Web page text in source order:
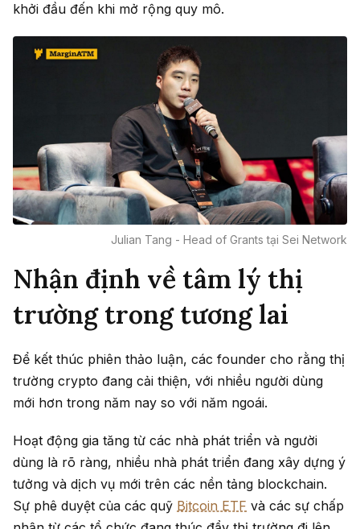
khởi đầu đến khi mở rộng quy mô.
Julian Tang - Head of Grants tại Sei Network
Nhận định về tâm lý thị
trường trong tương lai
Để kết thúc phiên thảo luận, các founder cho rằng thị
trường crypto đang cải thiện, với nhiều người dùng
mới hơn trong năm nay so với năm ngoái.
Hoạt động gia tăng từ các nhà phát triển và người
dùng là rõ ràng, nhiều nhà phát triển đang xây dựng ý
tưởng và dịch vụ mới trên các nền tảng blockchain.
Sự phê duyệt của các quỹ Bitcoin ETF và các sự chấp